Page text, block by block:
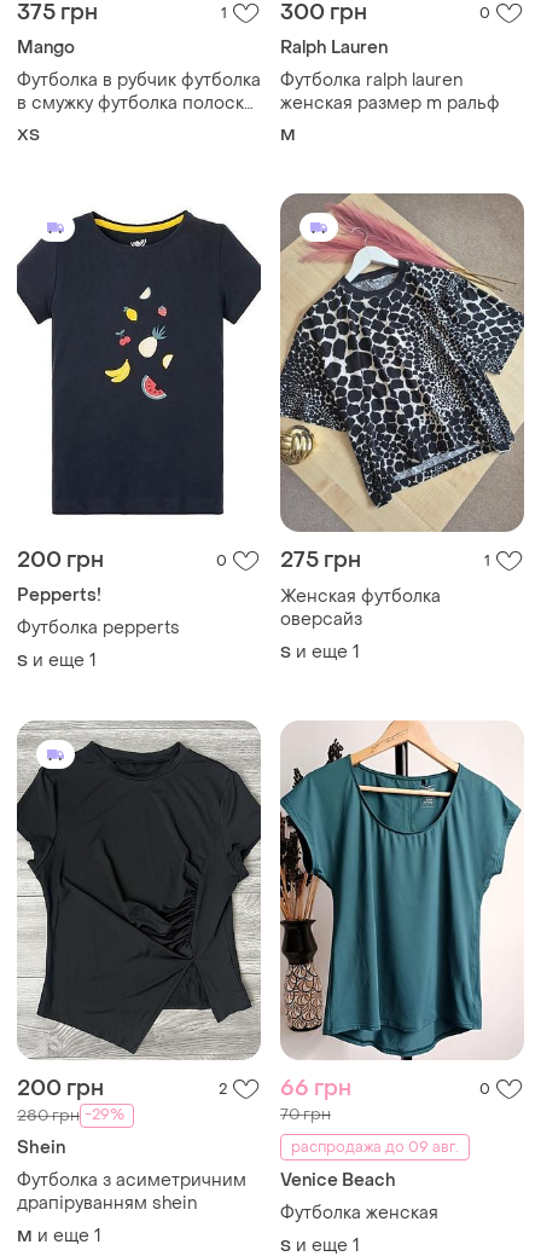
375 грн 1
Mango
Футболка в рубчик футболка
в смужку футболка полоска
с кнопками рубчик
ХS
300 грн 0
Ralph Lauren
Футболка ralph lauren
женская размер m ральф
M
200 грн 0
Pepperts!
Футболка pepperts
S и еще 1
275 грн 1
Женская футболка
оверсайз
S и еще 1
200 грн 2
280 грн -29%
Shein
Футболка з асиметричним
драпіруванням shein
M и еще 1
66 грн 0
70 грн
распродажа до 09 авг.
Venice Beach
Футболка женская
S и еще 1